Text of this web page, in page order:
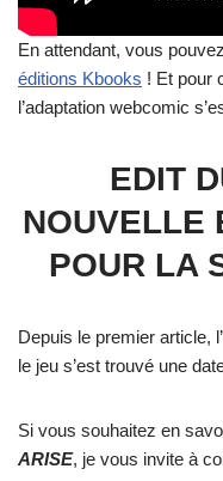
En attendant, vous
éditions Kbooks ! Et pour
l’adaptation webcomic
EDIT
NOUVELLE
POUR LA
Depuis le premier article,
le jeu s’est trouvé une
Si vous souhaitez en
ARISE, je vous invite à